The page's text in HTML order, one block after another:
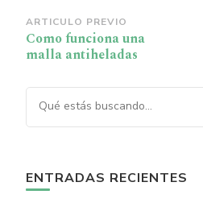
Navegación
de
ARTICULO PREVIO
Como funciona una
malla antiheladas
¿Buscas algo?
ENTRADAS RECIENTES